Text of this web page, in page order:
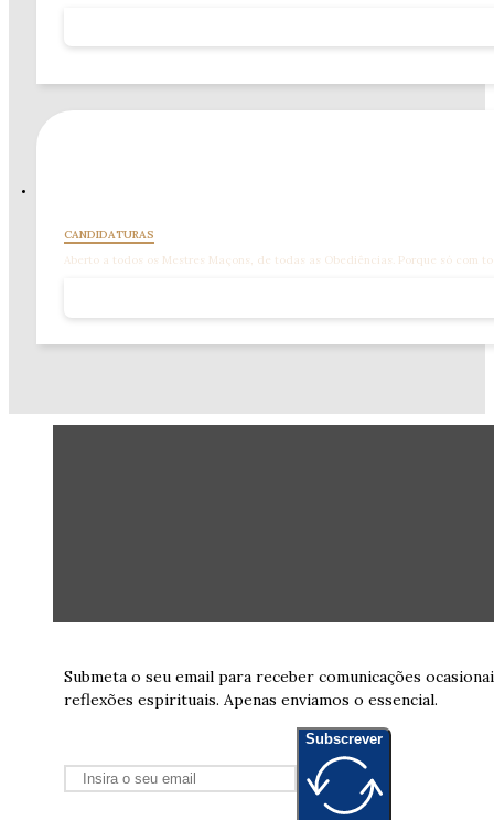
CANDIDATURAS
Aberto a todos os Mestres Maçons, de todas as Obediências. Porque só com
Submeta o seu email para receber comunicações
reflexões espirituais. Apenas enviamos o essencial.
Subscrever